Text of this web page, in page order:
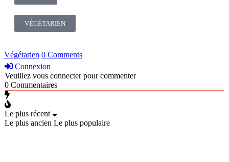
VÉGÉTARIEN
Végétarien 0 Comments
Connexion
Veuillez vous connecter pour commenter
0 Commentaires
Le plus récent
Le plus ancien Le plus populaire